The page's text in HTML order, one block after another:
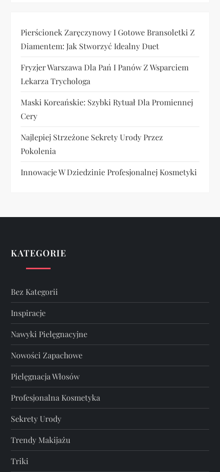
Pierścionek Zaręczynowy I Gotowe Bransoletki Z
Diamentem: Jak Stworzyć Idealny Duet
Fryzjer Warszawa Dla Pań I Panów Z Wsparciem
Lekarza Trychologa
Maski Koreańskie: Szybki Rytuał Dla Promiennej
Cery
Najlepiej Strzeżone Sekrety Urody Przez
Pokolenia
Innowacje W Dziedzinie Profesjonalnej Kosmetyki
KATEGORIE
Bez Kategorii
Inspiracje
Nawyki Pielęgnacyjne
Nowości Zapachowe
Pielęgnacja Włosów
Profesjonalna Kosmetyka
Sekrety Urody
Trendy Makijażu
Triki